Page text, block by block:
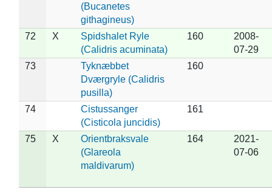
(Bucanetes
githagineus)
72 X
Spidshalet Ryle
(Calidris acuminata)
160
2008-
07-29
73
Tyknæbbet
Dværgryle (Calidris
pusilla)
160
74
Cistussanger
(Cisticola juncidis)
161
75 X
Orientbraksvale
(Glareola
maldivarum)
164
2021-
07-06